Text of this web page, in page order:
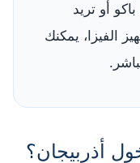
أو تريد
الفيزا، يمكنك
أذربيجان؟